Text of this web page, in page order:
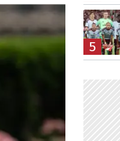
5